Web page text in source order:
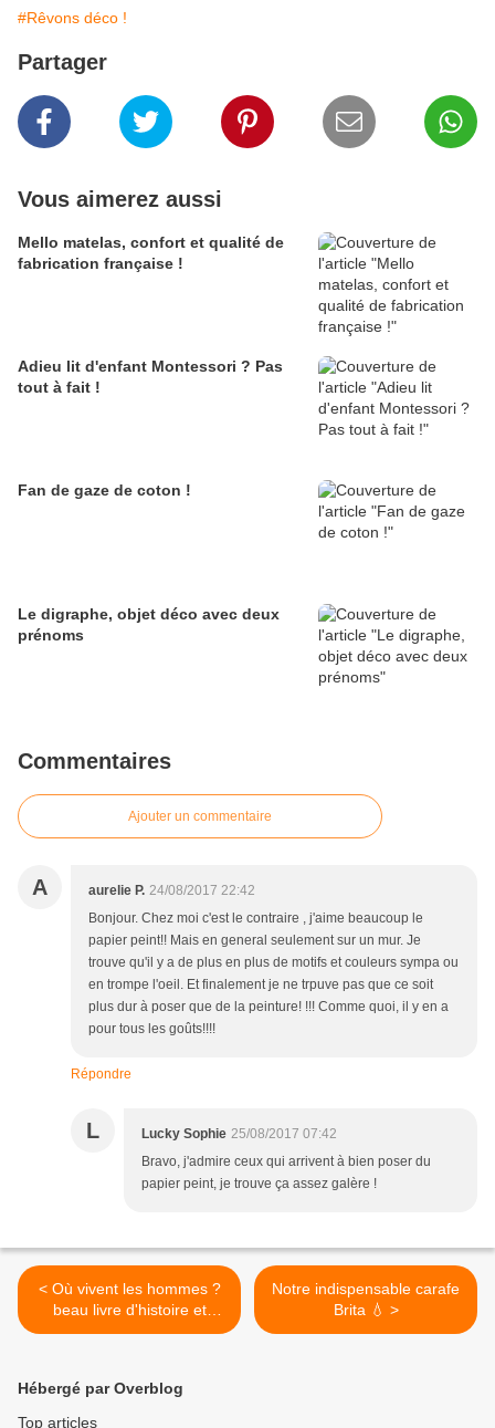
#Rêvons déco !
Partager
Vous aimerez aussi
Mello matelas, confort et qualité de
fabrication française !
Adieu lit d'enfant Montessori ? Pas
tout à fait !
Fan de gaze de coton !
Le digraphe, objet déco avec deux
prénoms
Commentaires
Ajouter un commentaire
A aurelie P. 24/08/2017 22:42
Bonjour. Chez moi c'est le contraire , j'aime beaucoup le
papier peint!! Mais en general seulement sur un mur. Je
trouve qu'il y a de plus en plus de motifs et couleurs sympa ou
en trompe l'oeil. Et finalement je ne trpuve pas que ce soit
plus dur à poser que de la peinture! !!! Comme quoi, il y en a
pour tous les goûts!!!!
Répondre
L Lucky Sophie 25/08/2017 07:42
Bravo, j'admire ceux qui arrivent à bien poser du
papier peint, je trouve ça assez galère !
< Où vivent les hommes ?
beau livre d'histoire et
d'architecture
Notre indispensable carafe
Brita 💧 >
Hébergé par Overblog
Top articles